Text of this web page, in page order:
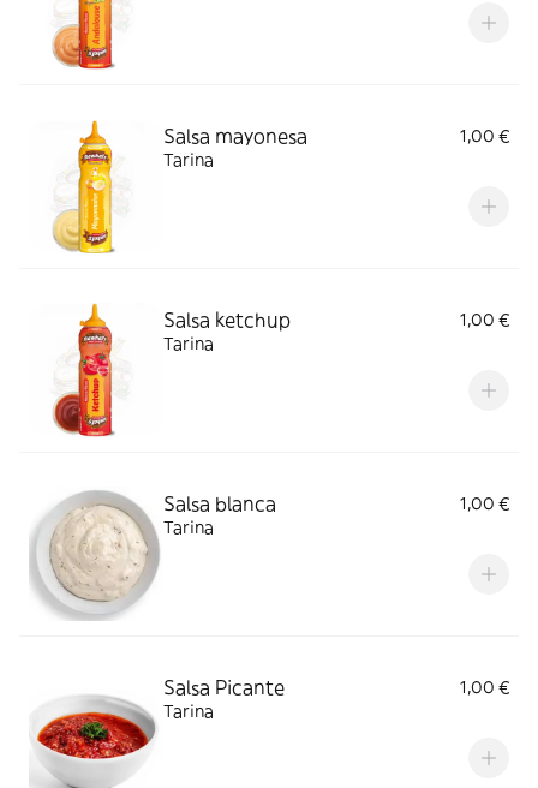
Salsa mayonesa
1,00 €
Tarina
Salsa ketchup
1,00 €
Tarina
Salsa blanca
1,00 €
Tarina
Salsa Picante
1,00 €
Tarina